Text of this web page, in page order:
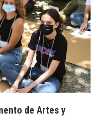
de Artes y